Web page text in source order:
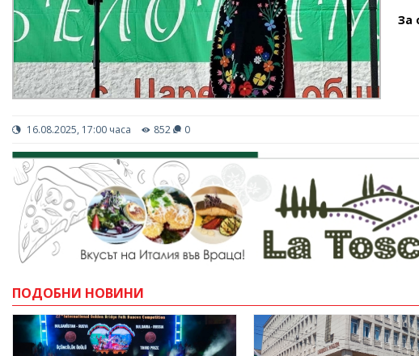
За
16.08.2025, 17:00 часа 852 0
ПОДОБНИ НОВИНИ